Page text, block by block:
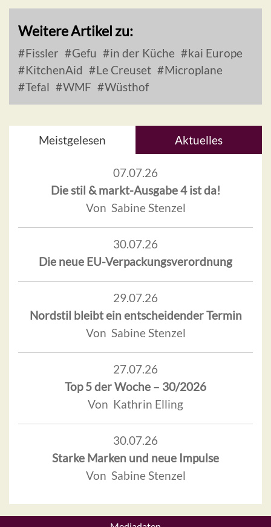
Weitere Artikel zu:
Fissler Gefu in der Küche
kai Europe
KitchenAid
Le Creuset
Microplane
Tefal
WMF Wüsthof
Meistgelesen Aktuelles
07.07.26
Die stil & markt-Ausgabe 4 ist da!
Von Sabine Stenzel
30.07.26
Die neue EU-Verpackungsverordnung
29.07.26
Nordstil bleibt ein entscheidender Termin
Von Sabine Stenzel
27.07.26
Top 5 der Woche – 30/2026
Von Kathrin Elling
30.07.26
Starke Marken und neue Impulse
Von Sabine Stenzel